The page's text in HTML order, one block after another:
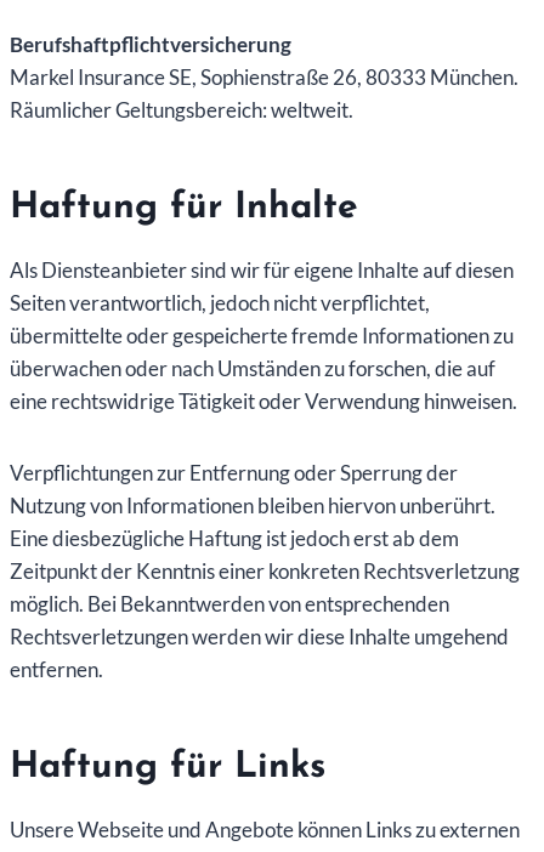
Berufshaftpflichtversicherung
Markel Insurance SE, Sophienstraße 26, 80333 München.
Räumlicher Geltungsbereich: weltweit.
Haftung für Inhalte
Als Diensteanbieter sind wir für eigene Inhalte auf diesen
Seiten verantwortlich, jedoch nicht verpflichtet,
übermittelte oder gespeicherte fremde Informationen zu
überwachen oder nach Umständen zu forschen, die auf
eine rechtswidrige Tätigkeit oder Verwendung hinweisen.
Verpflichtungen zur Entfernung oder Sperrung der
Nutzung von Informationen bleiben hiervon unberührt.
Eine diesbezügliche Haftung ist jedoch erst ab dem
Zeitpunkt der Kenntnis einer konkreten Rechtsverletzung
möglich. Bei Bekanntwerden von entsprechenden
Rechtsverletzungen werden wir diese Inhalte umgehend
entfernen.
Haftung für Links
Unsere Webseite und Angebote können Links zu externen